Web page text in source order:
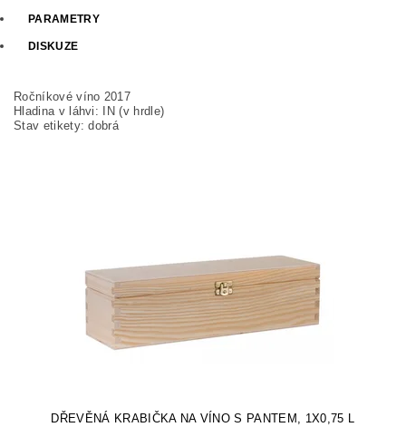
PARAMETRY
DISKUZE
Ročníkové víno 2017
Hladina v láhvi: IN (v hrdle)
Stav etikety: dobrá
DŘEVĚNÁ KRABIČKA NA VÍNO S PANTEM, 1X0,75 L